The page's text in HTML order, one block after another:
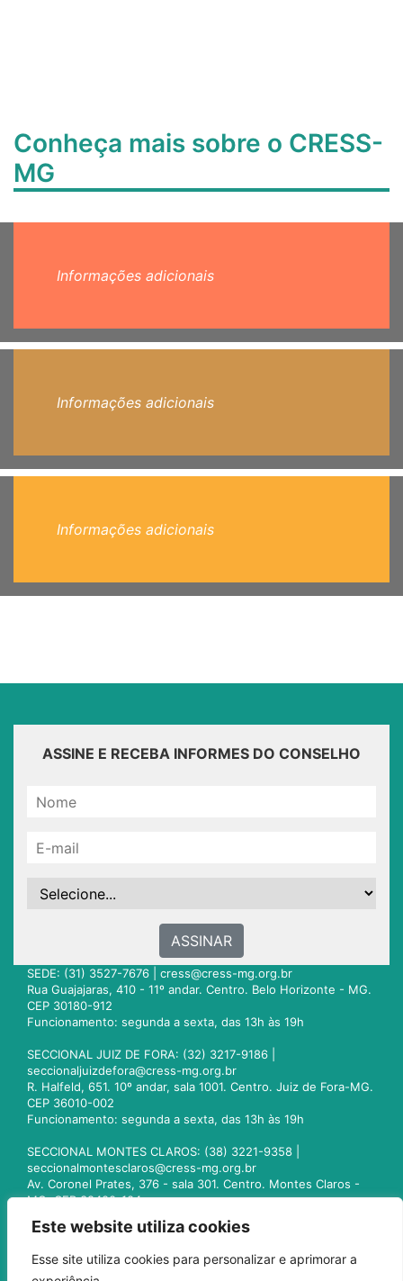
Este website utiliza cookies
Esse site utiliza cookies para personalizar e aprimorar a
Conheça mais sobre o CRESS-
MG
Informações adicionais
Informações adicionais
Informações adicionais
ASSINE E RECEBA INFORMES DO CONSELHO
ASSINAR
SEDE: (31) 3527-7676 | cress@cress-mg.org.br
Rua Guajajaras, 410 - 11º andar. Centro. Belo Horizonte - MG.
CEP 30180-912
Funcionamento: segunda a sexta, das 13h às 19h
SECCIONAL JUIZ DE FORA: (32) 3217-9186 |
seccionaljuizdefora@cress-mg.org.br
R. Halfeld, 651. 10º andar, sala 1001. Centro. Juiz de Fora-MG.
CEP 36010-002
Funcionamento: segunda a sexta, das 13h às 19h
SECCIONAL MONTES CLAROS: (38) 3221-9358 |
seccionalmontesclaros@cress-mg.org.br
Av. Coronel Prates, 376 - sala 301. Centro. Montes Claros -
MG. CEP 39400-104
seccionaluberlandia@cress-mg.org.br